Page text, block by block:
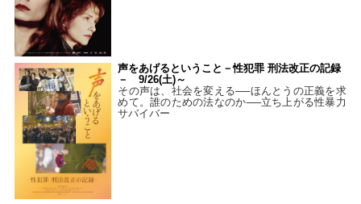
声をあげるということ－性犯罪 刑法改正の記録
－ 9/26(土)～
その声は、社会を変える──ほんとうの正義を求
めて。誰のための法なのか──立ち上がる性暴力
サバイバー